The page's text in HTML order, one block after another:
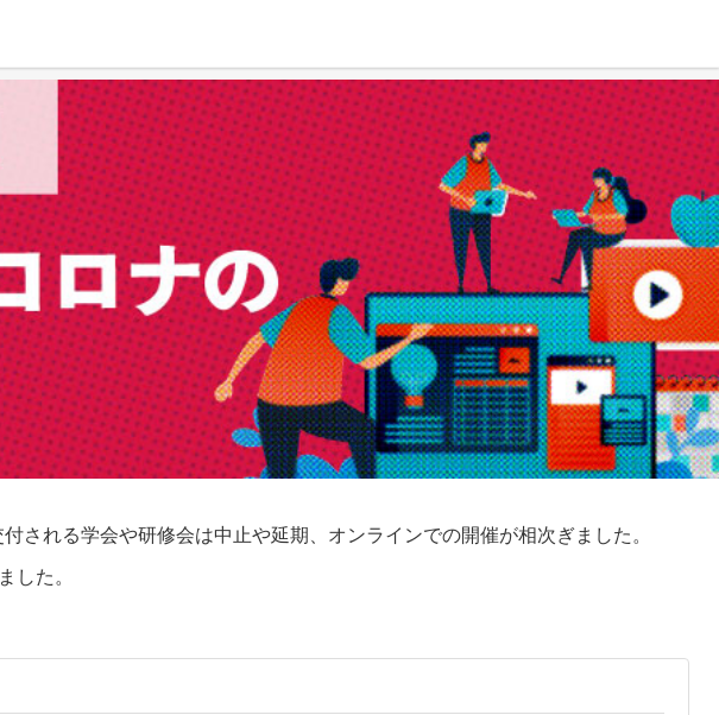
れる学会や研修会は中止や延期、オンラインでの開催が相次ぎました。
した。